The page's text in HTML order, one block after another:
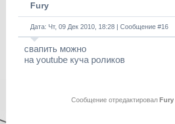
Fury
Дата: Чт, 09 Дек 2010, 18:28 | Сообщение #16
свапить можно
на youtube куча роликов
Сообщение отредактировал Fury